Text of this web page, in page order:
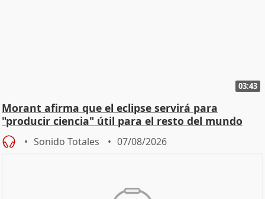
03:43
Morant afirma que el eclipse servirá para
"producir ciencia" útil para el resto del mundo
Sonido Totales 07/08/2026